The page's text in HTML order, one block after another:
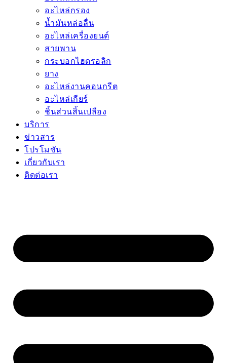
อะไหล่กรอง
น้ำมันหล่อลื่น
อะไหล่เครื่องยนต์
สายพาน
กระบอกไฮดรอลิก
ยาง
อะไหล่งานคอนกรีต
อะไหล่เกียร์
ชิ้นส่วนสิ้นเปลือง
บริการ
ข่าวสาร
โปรโมชัน
เกี่ยวกับเรา
ติดต่อเรา